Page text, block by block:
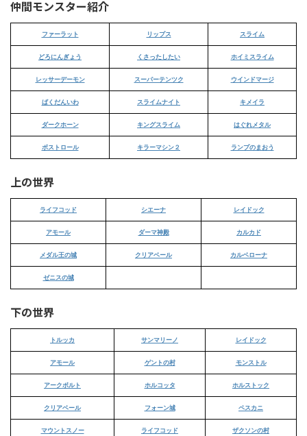
仲間モンスター紹介
ファーラット リップス スライム
どろにんぎょう くさったしたい ホイミスライム
レッサーデーモン スーパーテンツク ウインドマージ
ばくだんいわ スライムナイト キメイラ
ダークホーン キングスライム はぐれメタル
ボストロール キラーマシン２ ランプのまおう
上の世界
ライフコッド シエーナ レイドック
アモール ダーマ神殿 カルカド
メダル王の城 クリアベール カルベローナ
ゼニスの城
下の世界
トルッカ サンマリーノ レイドック
アモール ゲントの村 モンストル
アークボルト ホルコッタ ホルストック
クリアベール フォーン城 ペスカニ
マウントスノー ライフコッド ザクソンの村